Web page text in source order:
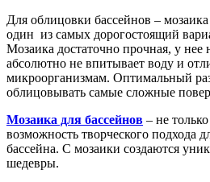
Для облицовки бассейнов –
один из самых дорогостоящий
Мозаика достаточно прочная, у нее
абсолютно не впитывает воду и
микроорганизмам. Оптимальный
облицовывать самые сложные
Мозаика для бассейнов – не
возможность творческого подхода
бассейна. С мозаики создаются
шедевры.